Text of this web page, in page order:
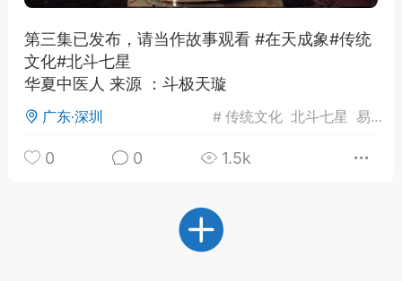
如何购买【理肺清瘟膏】
【养正护络膏】？
时精气
谷气行、营卫通：内经视角
下的脾胃调养要义
第三集已发布，请当作故事观看 #在天成象#传统
文化#北斗七星
华夏中医人 来源 ：斗极天璇
广东·深圳 #传统文化 北斗七星 易经
0 0 1.5k